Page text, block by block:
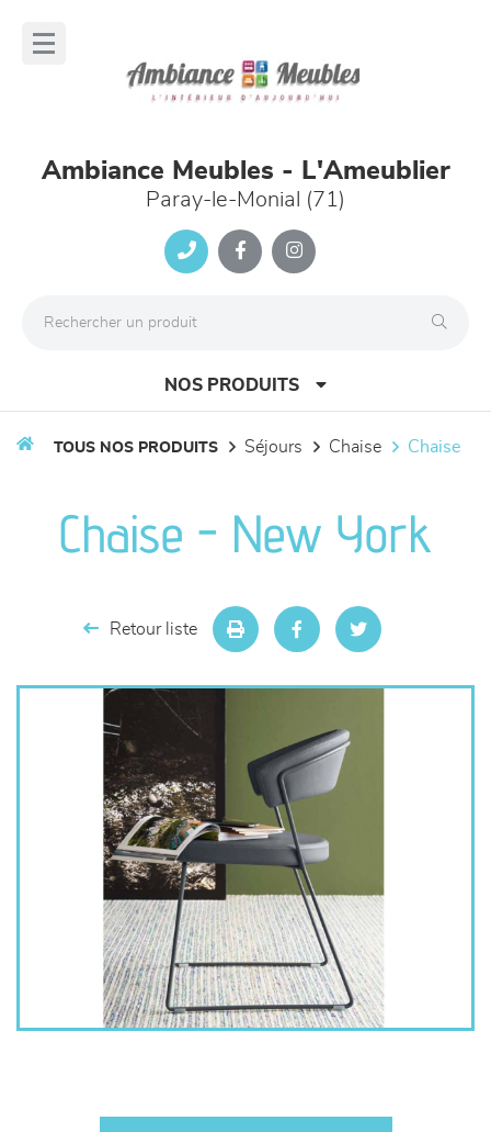
Ambiance Meubles - L'Ameublier
Paray-le-Monial (71)
NOS PRODUITS
séjours
meubles de complément
décoration
TOUS NOS PRODUITS séjours chaise chaise
Chaise - New York
Retour liste